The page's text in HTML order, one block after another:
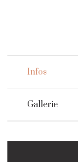
Infos
Gallerie